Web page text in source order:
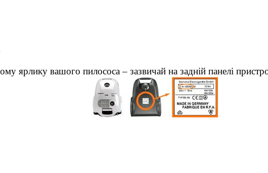
ярлику вашого пилососа – зазвичай на задній панелі